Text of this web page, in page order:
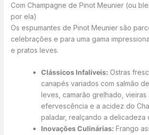
Com Champagne de Pinot Meunier (ou
por ela)
Os espumantes de Pinot Meunier são
celebrações e para uma gama
e pratos leves.
Clássicos Infalíveis:Ostras
canapés variados com salmão
leves, camarão grelhado, vieiras
efervescência e a acidez do
paladar, realçando a delicadeza
Inovações Culinárias:Frango